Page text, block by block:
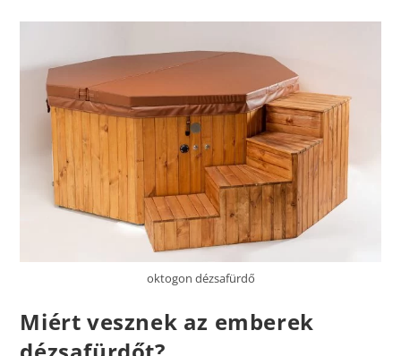
oktogon dézsafürdő
Miért vesznek az emberek